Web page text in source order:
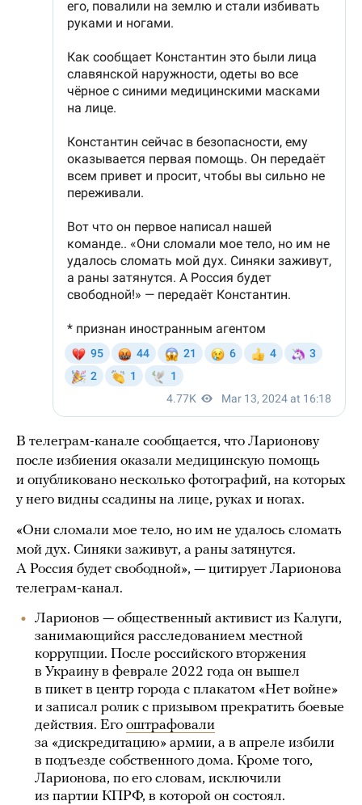
В телеграм-канале сообщается, что Ларионову
после избиения оказали медицинскую помощь
и опубликовано несколько фотографий, на которых
у него видны ссадины на лице, руках и ногах.
«Они сломали мое тело, но им не удалось сломать
мой дух. Синяки заживут, а раны затянутся.
А Россия будет свободной», — цитирует Ларионова
телеграм-канал.
Ларионов — общественный активист из Калуги,
занимающийся расследованием местной
коррупции. После российского вторжения
в Украину в феврале 2022 года он вышел
в пикет в центр города с плакатом «Нет войне»
и записал ролик с призывом прекратить боевые
действия. Его оштрафовали
за «дискредитацию» армии, а в апреле избили
в подъезде собственного дома. Кроме того,
Ларионова, по его словам, исключили
из партии КПРФ, в которой он состоял.